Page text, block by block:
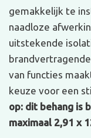
gemakkelijk te
naadloze
uitstekende
van functies
keuze voor een
op: dit behang is
maximaal 2,91 x